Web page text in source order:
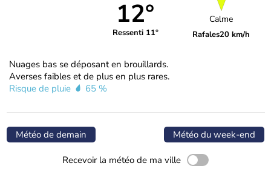
12°
Ressenti 11°
Calme
Rafales20 km/h
Nuages bas se déposant en brouillards.
Averses faibles et de plus en plus rares.
Risque de pluie
65 %
Météo de demain Météo du week-end
Recevoir la météo de ma ville